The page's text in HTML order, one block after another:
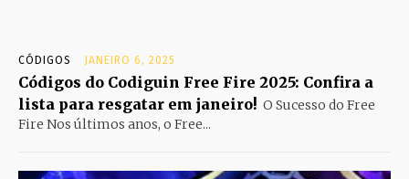
CÓDIGOS JANEIRO 6, 2025
Códigos do Codiguin Free Fire 2025: Confira a
lista para resgatar em janeiro! O Sucesso do Free
Fire Nos últimos anos, o Free...